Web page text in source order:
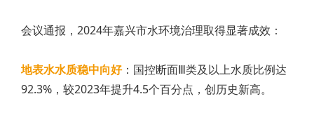
会议通报，2024年嘉兴市水环境治理取得显著成效：
地表水水质稳中向好：国控断面Ⅲ类及以上水质比例达
92.3%，较2023年提升4.5个百分点，创历史新高。